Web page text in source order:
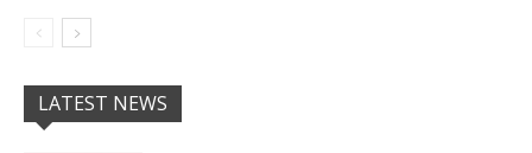
LATEST NEWS